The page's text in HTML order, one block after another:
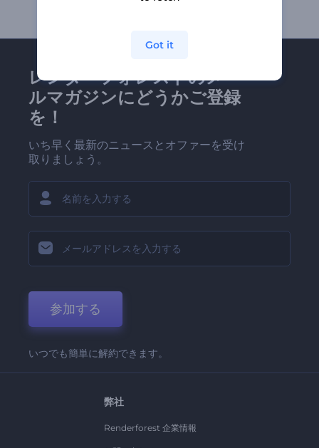
レンダーフォレストのメー
ルマガジンにどうかご登録
を！
いち早く最新のニュースとオファーを受け
取りましょう。
参加する
いつでも簡単に解約できます。
弊社
Renderforest 企業情報
Got it